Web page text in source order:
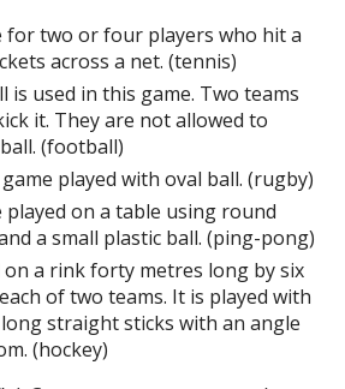
for two or four players who hit a
across a net. (tennis)
is used in this game. Two teams
it. They are not allowed to
(football)
played with oval ball. (rugby)
played on a table using round
a small plastic ball. (ping-pong)
a rink forty metres long by six
of two teams. It is played with
straight sticks with an angle
(hockey)